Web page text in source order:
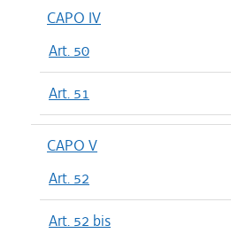
CAPO IV
Art. 50
Art. 51
CAPO V
Art. 52
Art. 52 bis